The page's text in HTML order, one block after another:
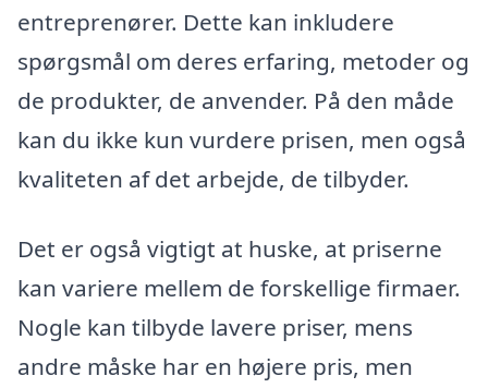
entreprenører. Dette kan inkludere
spørgsmål om deres erfaring, metoder og
de produkter, de anvender. På den måde
kan du ikke kun vurdere prisen, men også
kvaliteten af det arbejde, de tilbyder.
Det er også vigtigt at huske, at priserne
kan variere mellem de forskellige firmaer.
Nogle kan tilbyde lavere priser, mens
andre måske har en højere pris, men